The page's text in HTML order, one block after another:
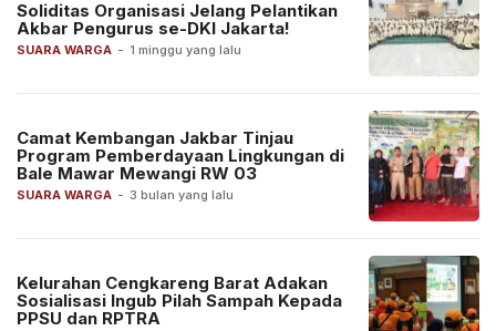
SUARA WARGA - 1 minggu yang lalu
Soliditas Organisasi Jelang Pelantikan
Akbar Pengurus se-DKI Jakarta!
SUARA WARGA - 3 bulan yang lalu
Camat Kembangan Jakbar Tinjau
Program Pemberdayaan Lingkungan di
Bale Mawar Mewangi RW 03
Kelurahan Cengkareng Barat Adakan
Sosialisasi Ingub Pilah Sampah Kepada
PPSU dan RPTRA